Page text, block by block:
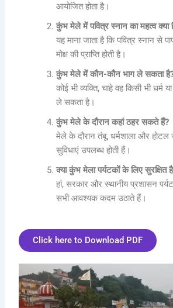
आयोजित होता है।
कुंभ मेले में पवित्र स्नान का महत्व क्या
यह माना जाता है कि पवित्र स्नान से
मोक्ष की प्राप्ति होती है।
कुंभ मेले में कौन-कौन भाग ले सकता
कोई भी व्यक्ति, चाहे वह किसी भी धर्म
ले सकता है।
कुंभ मेले के दौरान कहां ठहर सकते हैं?
मेले के दौरान तंबू, धर्मशाला और
सुविधाएं उपलब्ध होती हैं।
क्या कुंभ मेला पर्यटकों के लिए सुरक्षित
हां, सरकार और स्थानीय प्रशासन
सभी आवश्यक कदम उठाते हैं।
Click here to Download PDF